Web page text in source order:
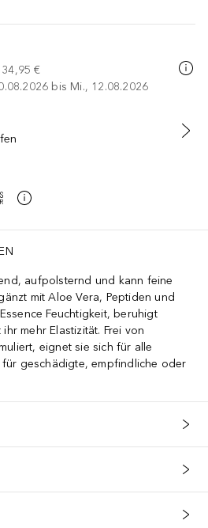
34,95 €
bis Mi., 12.08.2026
WARENKORB
aufpolsternd und kann feine
mit Aloe Vera, Peptiden und
Feuchtigkeit, beruhigt
mehr Elastizität. Frei von
eignet sie sich für alle
geschädigte, empfindliche oder